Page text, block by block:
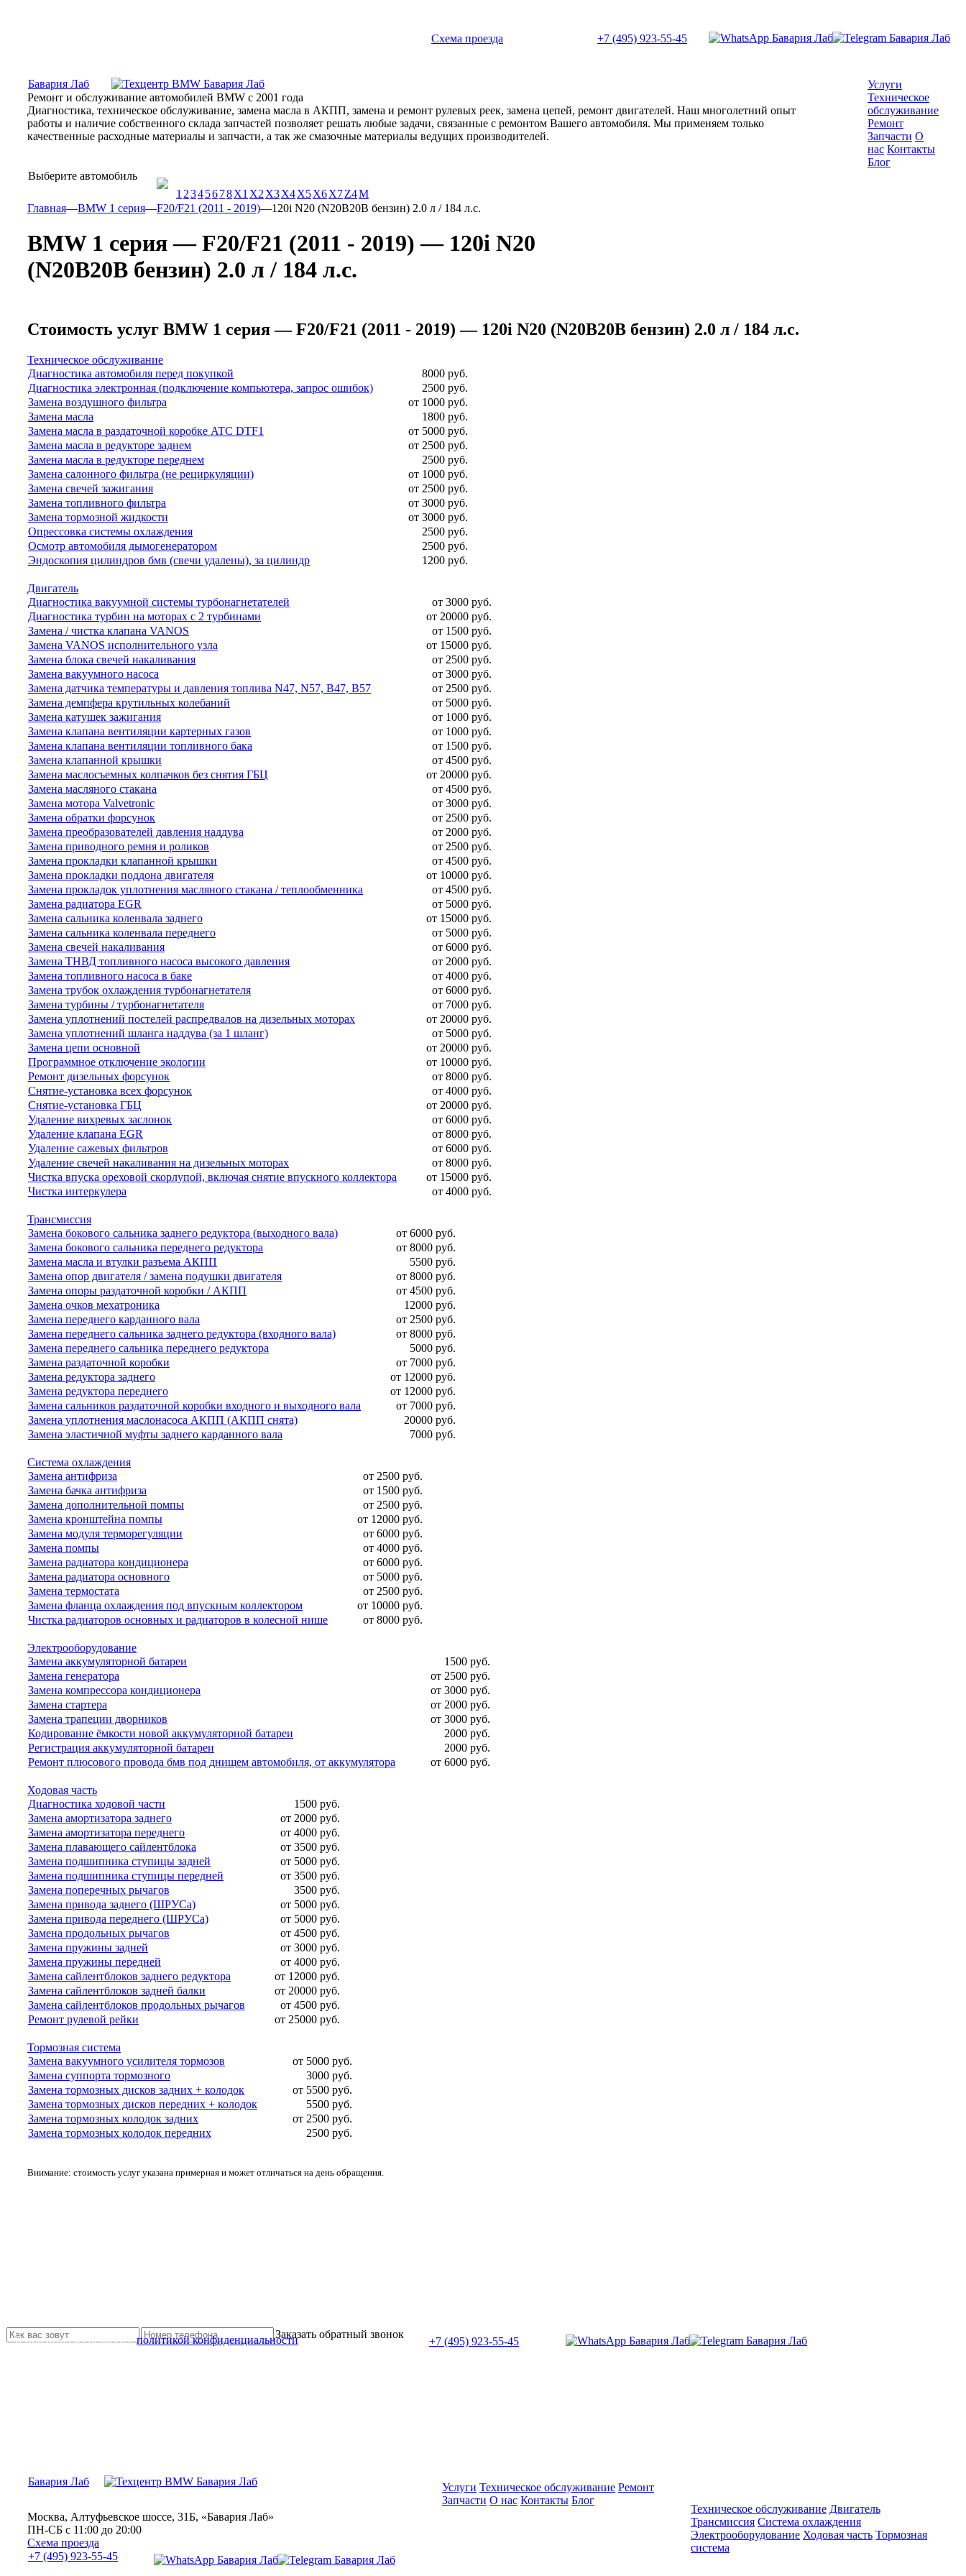
Схема проезда +7 (495) 923-55-45
Бавария Лаб
Ремонт и обслуживание автомобилей BMW с 2001 года
Диагностика, техническое обслуживание, замена масла в АКПП, замена и ремонт рулевых реек, замена цепей, ремонт двигателей. Наш многолетний опыт
работы и наличие собственного склада запчастей позволяет решать любые задачи, связанные с ремонтом Вашего автомобиля. Мы применяем только
качественные расходные материалы и запчасти, а так же смазочные материалы ведущих производителей.
Услуги
Техническое
обслуживание
Ремонт
Запчасти О
нас Контакты
Блог
Выберите автомобиль
1 2345678X1 X2 X3X4X5X6X7Z4М
Главная—BMW 1 серия—F20/F21 (2011 - 2019)—120i N20 (N20B20B бензин) 2.0 л / 184 л.с.
BMW 1 серия — F20/F21 (2011 - 2019) — 120i N20
(N20B20B бензин) 2.0 л / 184 л.с.
Стоимость услуг BMW 1 серия — F20/F21 (2011 - 2019) — 120i N20 (N20B20B бензин) 2.0 л / 184 л.с.
Техническое обслуживание
Диагностика автомобиля перед покупкой
8000 руб.
Диагностика электронная (подключение компьютера, запрос ошибок)
2500 руб.
Замена воздушного фильтра
от 1000 руб.
Замена масла
1800 руб.
Замена масла в раздаточной коробке ATC DTF1
от 5000 руб.
Замена масла в редукторе заднем
от 2500 руб.
Замена масла в редукторе переднем
2500 руб.
Замена салонного фильтра (не рециркуляции)
от 1000 руб.
Замена свечей зажигания
от 2500 руб.
Замена топливного фильтра
от 3000 руб.
Замена тормозной жидкости
от 3000 руб.
Опрессовка системы охлаждения
2500 руб.
Осмотр автомобиля дымогенератором
2500 руб.
Эндоскопия цилиндров бмв (свечи удалены), за цилиндр
1200 руб.
Двигатель
Диагностика вакуумной системы турбонагнетателей
от 3000 руб.
Диагностика турбин на моторах с 2 турбинами
от 20000 руб.
Замена / чистка клапана VANOS
от 1500 руб.
Замена VANOS исполнительного узла
от 15000 руб.
Замена блока свечей накаливания
от 2500 руб.
Замена вакуумного насоса
от 3000 руб.
Замена датчика температуры и давления топлива N47, N57, B47, B57
от 2500 руб.
Замена демпфера крутильных колебаний
от 5000 руб.
Замена катушек зажигания
от 1000 руб.
Замена клапана вентиляции картерных газов
от 1000 руб.
Замена клапана вентиляции топливного бака
от 1500 руб.
Замена клапанной крышки
от 4500 руб.
Замена маслосъемных колпачков без снятия ГБЦ
от 20000 руб.
Замена масляного стакана
от 4500 руб.
Замена мотора Valvetronic
от 3000 руб.
Замена обратки форсунок
от 2500 руб.
Замена преобразователей давления наддува
от 2000 руб.
Замена приводного ремня и роликов
от 2500 руб.
Замена прокладки клапанной крышки
от 4500 руб.
Замена прокладки поддона двигателя
от 10000 руб.
Замена прокладок уплотнения масляного стакана / теплообменника
от 4500 руб.
Замена радиатора EGR
от 5000 руб.
Замена сальника коленвала заднего
от 15000 руб.
Замена сальника коленвала переднего
от 5000 руб.
Замена свечей накаливания
от 6000 руб.
Замена ТНВД топливного насоса высокого давления
от 2000 руб.
Замена топливного насоса в баке
от 4000 руб.
Замена трубок охлаждения турбонагнетателя
от 6000 руб.
Замена турбины / турбонагнетателя
от 7000 руб.
Замена уплотнений постелей распредвалов на дизельных моторах
от 20000 руб.
Замена уплотнений шланга наддува (за 1 шланг)
от 5000 руб.
Замена цепи основной
от 20000 руб.
Программное отключение экологии
от 10000 руб.
Ремонт дизельных форсунок
от 8000 руб.
Снятие-установка всех форсунок
от 4000 руб.
Снятие-установка ГБЦ
от 20000 руб.
Удаление вихревых заслонок
от 6000 руб.
Удаление клапана EGR
от 8000 руб.
Удаление сажевых фильтров
от 6000 руб.
Удаление свечей накаливания на дизельных моторах
от 8000 руб.
Чистка впуска ореховой скорлупой, включая снятие впускного коллектора
от 15000 руб.
Чистка интеркулера
от 4000 руб.
Трансмиссия
Замена бокового сальника заднего редуктора (выходного вала)
от 6000 руб.
Замена бокового сальника переднего редуктора
от 8000 руб.
Замена масла и втулки разъема АКПП
5500 руб.
Замена опор двигателя / замена подушки двигателя
от 8000 руб.
Замена опоры раздаточной коробки / АКПП
от 4500 руб.
Замена очков мехатроника
12000 руб.
Замена переднего карданного вала
от 2500 руб.
Замена переднего сальника заднего редуктора (входного вала)
от 8000 руб.
Замена переднего сальника переднего редуктора
5000 руб.
Замена раздаточной коробки
от 7000 руб.
Замена редуктора заднего
от 12000 руб.
Замена редуктора переднего
от 12000 руб.
Замена сальников раздаточной коробки входного и выходного вала
от 7000 руб.
Замена уплотнения маслонасоса АКПП (АКПП снята)
20000 руб.
Замена эластичной муфты заднего карданного вала
7000 руб.
Система охлаждения
Замена антифриза
от 2500 руб.
Замена бачка антифриза
от 1500 руб.
Замена дополнительной помпы
от 2500 руб.
Замена кронштейна помпы
от 12000 руб.
Замена модуля терморегуляции
от 6000 руб.
Замена помпы
от 4000 руб.
Замена радиатора кондиционера
от 6000 руб.
Замена радиатора основного
от 5000 руб.
Замена термостата
от 2500 руб.
Замена фланца охлаждения под впускным коллектором
от 10000 руб.
Чистка радиаторов основных и радиаторов в колесной нише
от 8000 руб.
Электрооборудование
Замена аккумуляторной батареи
1500 руб.
Замена генератора
от 2500 руб.
Замена компрессора кондиционера
от 3000 руб.
Замена стартера
от 2000 руб.
Замена трапеции дворников
от 3000 руб.
Кодирование ёмкости новой аккумуляторной батареи
2000 руб.
Регистрация аккумуляторной батареи
2000 руб.
Ремонт плюсового провода бмв под днищем автомобиля, от аккумулятора
от 6000 руб.
Ходовая часть
Диагностика ходовой части
1500 руб.
Замена амортизатора заднего
от 2000 руб.
Замена амортизатора переднего
от 4000 руб.
Замена плавающего сайлентблока
от 3500 руб.
Замена подшипника ступицы задней
от 5000 руб.
Замена подшипника ступицы передней
от 3500 руб.
Замена поперечных рычагов
3500 руб.
Замена привода заднего (ШРУСа)
от 5000 руб.
Замена привода переднего (ШРУСа)
от 5000 руб.
Замена продольных рычагов
от 4500 руб.
Замена пружины задней
от 3000 руб.
Замена пружины передней
от 4000 руб.
Замена сайлентблоков заднего редуктора
от 12000 руб.
Замена сайлентблоков задней балки
от 20000 руб.
Замена сайлентблоков продольных рычагов
от 4500 руб.
Ремонт рулевой рейки
от 25000 руб.
Тормозная система
Замена вакуумного усилителя тормозов
от 5000 руб.
Замена суппорта тормозного
3000 руб.
Замена тормозных дисков задних + колодок
от 5500 руб.
Замена тормозных дисков передних + колодок
5500 руб.
Замена тормозных колодок задних
от 2500 руб.
Замена тормозных колодок передних
2500 руб.
Внимание: стоимость услуг указана примерная и может отличаться на день обращения.
Заказать обратный звонок
Я прочитал и согласен сполитикой конфиденциальности
+7 (495) 923-55-45
Бавария Лаб
Москва, Алтуфьевское шоссе, 31Б, «Бавария Лаб»
ПН-СБ с 11:00 до 20:00
Схема проезда
+7 (495) 923-55-45
Услуги Техническое обслуживание Ремонт
Запчасти О нас Контакты Блог
Техническое обслуживание Двигатель
Трансмиссия Система охлаждения
Электрооборудование Ходовая часть Тормозная
система